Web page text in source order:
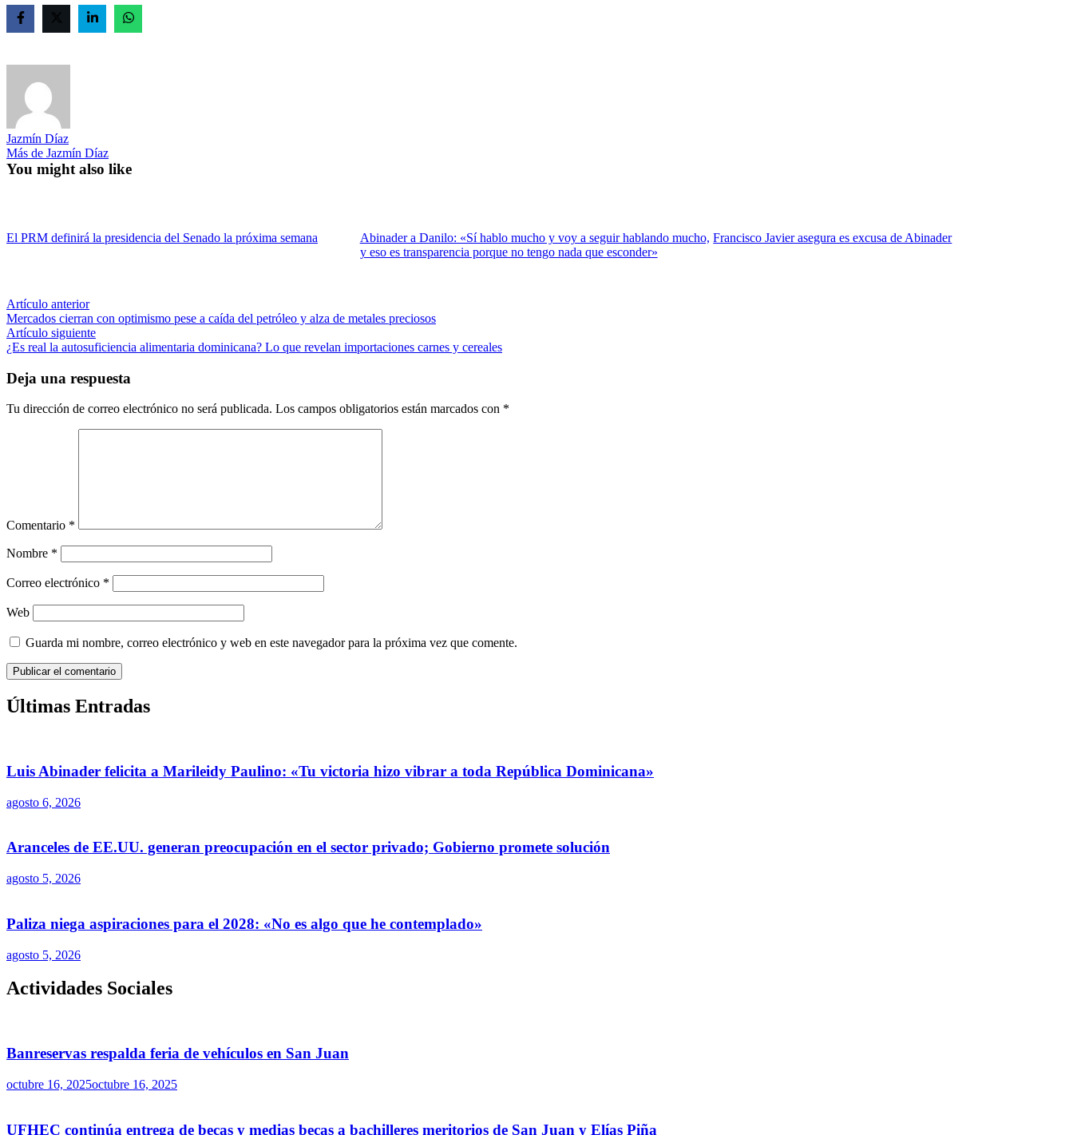
Jazmín Díaz
Más de Jazmín Díaz
You might also like
El PRM definirá la presidencia del Senado la próxima semana
Abinader a Danilo: «Sí hablo mucho y voy a seguir hablando mucho,
y eso es transparencia porque no tengo nada que esconder»
Francisco Javier asegura es excusa de Abinader
Navegación
de
entradas
Artículo anteriorArtículo
anterior:
Mercados cierran con optimismo pese a caída del petróleo y alza de metales preciosos
Artículo siguienteArtículo
siguiente:
¿Es real la autosuficiencia alimentaria dominicana? Lo que revelan importaciones carnes y cereales
Deja una respuesta
Tu dirección de correo electrónico no será publicada. Los campos obligatorios están marcados con *
Comentario *
Nombre *
Correo electrónico *
Web
Guarda mi nombre, correo electrónico y web en este navegador para la próxima vez que comente.
Últimas Entradas
Luis Abinader felicita a Marileidy Paulino: «Tu victoria hizo vibrar a toda República Dominicana»
agosto 6, 2026
Aranceles de EE.UU. generan preocupación en el sector privado; Gobierno promete solución
agosto 5, 2026
Paliza niega aspiraciones para el 2028: «No es algo que he contemplado»
agosto 5, 2026
Actividades Sociales
Banreservas respalda feria de vehículos en San Juan
octubre 16, 2025octubre 16, 2025
UFHEC continúa entrega de becas y medias becas a bachilleres meritorios de San Juan y Elías Piña